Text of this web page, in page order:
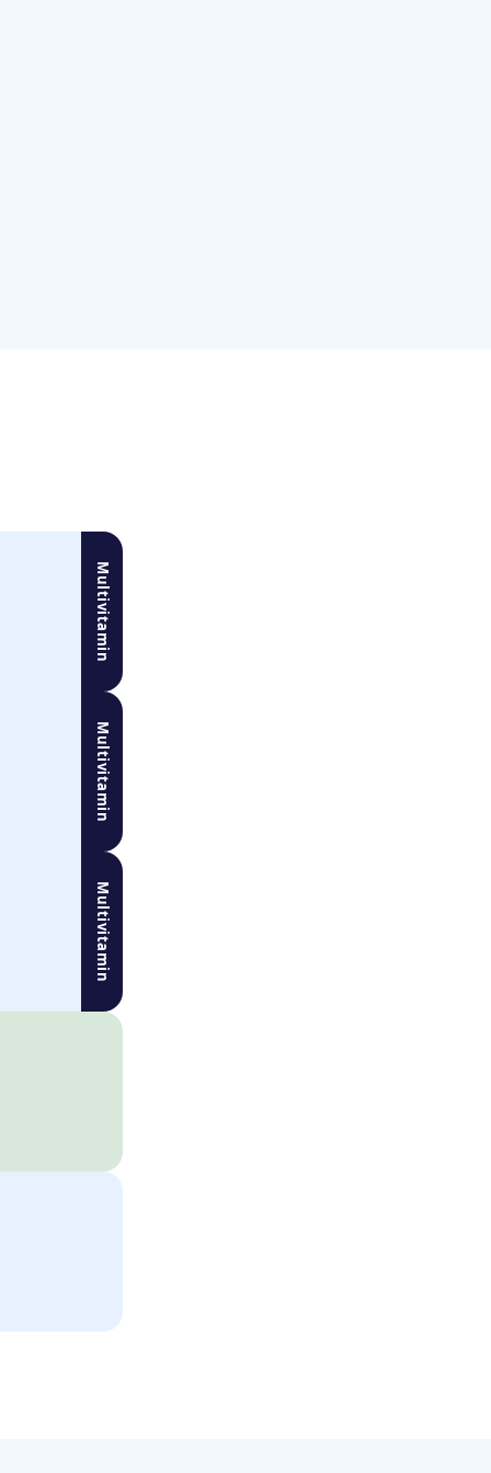
Multivitamin
Multivitamin
Multivitamin